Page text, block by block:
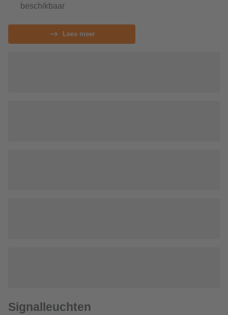
beschikbaar
Lees meer
Signalleuchten